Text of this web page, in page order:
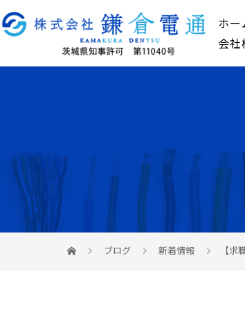
ホー
会社
ブログ 新着情報 【